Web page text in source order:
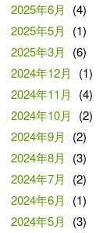
2025年6月
(4)
2025年5月
(1)
2025年3月
(6)
2024年12月
(1)
2024年11月
(4)
2024年10月
(2)
2024年9月
(2)
2024年8月
(3)
2024年7月
(2)
2024年6月
(1)
2024年5月
(3)